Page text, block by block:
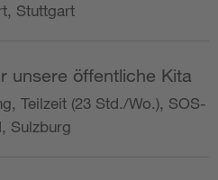
Stuttgart
unsere öffentliche Kita
Teilzeit (23 Std./Wo.), SOS-
Sulzburg